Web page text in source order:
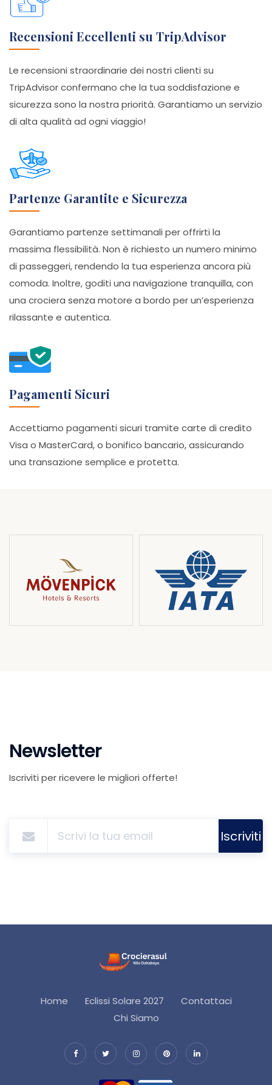
Recensioni Eccellenti su TripAdvisor
Le recensioni straordinarie dei nostri clienti su
TripAdvisor confermano che la tua soddisfazione e
sicurezza sono la nostra priorità. Garantiamo un servizio
di alta qualità ad ogni viaggio!
Partenze Garantite e Sicurezza
Garantiamo partenze settimanali per offrirti la
massima flessibilità. Non è richiesto un numero minimo
di passeggeri, rendendo la tua esperienza ancora più
comoda. Inoltre, goditi una navigazione tranquilla, con
una crociera senza motore a bordo per un’esperienza
rilassante e autentica.
Pagamenti Sicuri
Accettiamo pagamenti sicuri tramite carte di credito
Visa o MasterCard, o bonifico bancario, assicurando
una transazione semplice e protetta.
Newsletter
Iscriviti per ricevere le migliori offerte!
Iscriviti
Home Eclissi Solare 2027
Contattaci
Chi Siamo